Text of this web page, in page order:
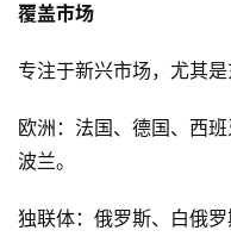
覆盖市场
专注于新兴市场，尤其是
欧洲：法国、德国、西
波兰。
独联体：俄罗斯、白俄罗